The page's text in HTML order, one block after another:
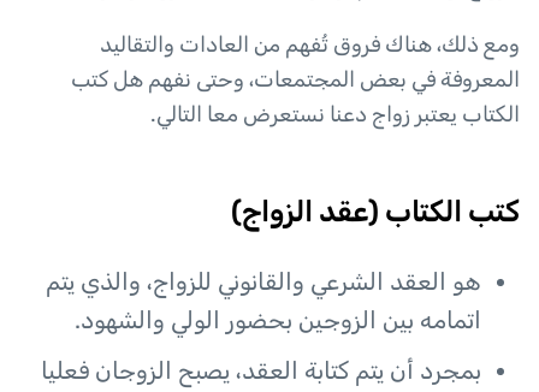
ومع ذلك، هناك فروق تُفهم من العادات والتقاليد
المعروفة في بعض المجتمعات، وحتى نفهم هل كتب
الكتاب يعتبر زواج دعنا نستعرض معا التالي.
كتب الكتاب (عقد الزواج)
هو العقد الشرعي والقانوني للزواج، والذي يتم
اتمامه بين الزوجين بحضور الولي والشهود.
بمجرد أن يتم كتابة العقد، يصبح الزوجان فعليا